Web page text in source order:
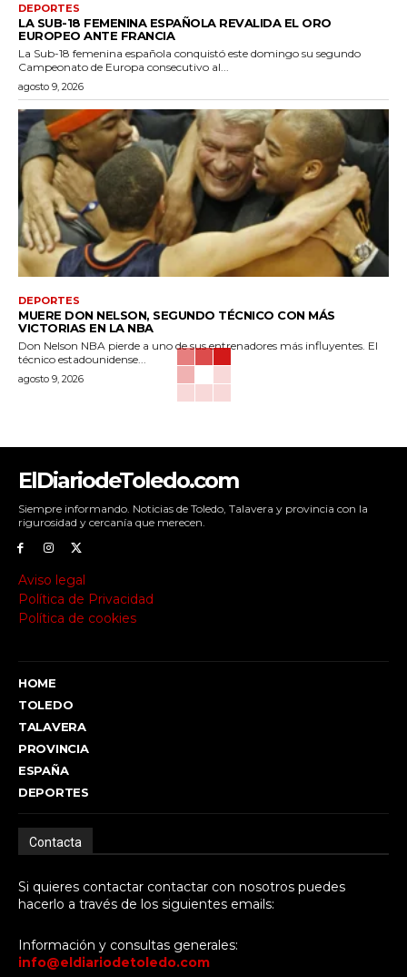
DEPORTES
LA SUB-18 FEMENINA ESPAÑOLA REVALIDA EL ORO
EUROPEO ANTE FRANCIA
La Sub-18 femenina española conquistó este domingo su segundo
Campeonato de Europa consecutivo al...
agosto 9, 2026
DEPORTES
MUERE DON NELSON, SEGUNDO TÉCNICO CON MÁS
VICTORIAS EN LA NBA
Don Nelson NBA pierde a uno de sus entrenadores más influyentes. El
técnico estadounidense...
agosto 9, 2026
ElDiariodeToledo.com
Siempre informando. Noticias de Toledo, Talavera y provincia con la
rigurosidad y cercanía que merecen.
Aviso legal
Política de Privacidad
Política de cookies
HOME
TOLEDO
TALAVERA
PROVINCIA
ESPAÑA
DEPORTES
Contacta
Si quieres contactar contactar con nosotros puedes
hacerlo a través de los siguientes emails:
Información y consultas generales:
info@eldiariodetoledo.com